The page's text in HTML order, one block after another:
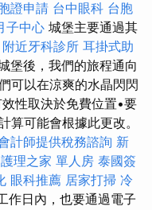
證申請 台中眼科 台胞
子中心 城堡主要通過其
附近牙科診所 耳掛式助
堡後，我們的旅程通向
可以在涼爽的水晶閃閃
性取決於免費位置•要
算可能會根據此更改。
計師提供稅務諮詢 新
護理之家 單人房 泰國簽
眼科推薦 居家打掃 冷
作日內，也要通過電子